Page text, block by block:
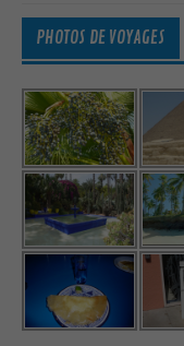
PHOTOS DE VOYAGES